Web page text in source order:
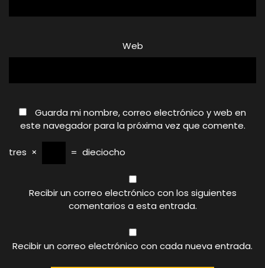
Web
Guarda mi nombre, correo electrónico y web en
este navegador para la próxima vez que comente.
tres × = dieciocho
Recibir un correo electrónico con los siguientes
comentarios a esta entrada.
Recibir un correo electrónico con cada nueva entrada.